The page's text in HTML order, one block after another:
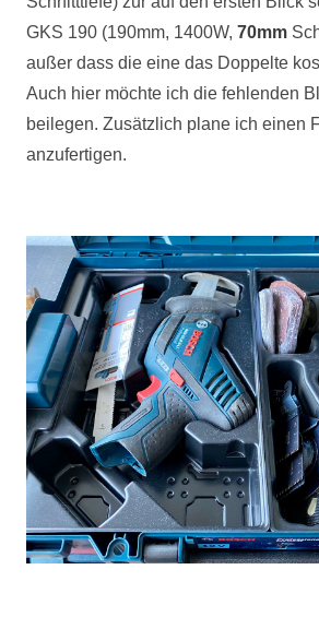
GKS 190 (190mm, 1400W, 70mm
außer dass die eine das Doppelte
Auch hier möchte ich die fehlenden
beilegen. Zusätzlich plane ich einen
anzufertigen.